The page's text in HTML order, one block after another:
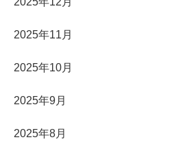
2025年11月
2025年10月
2025年9月
2025年8月